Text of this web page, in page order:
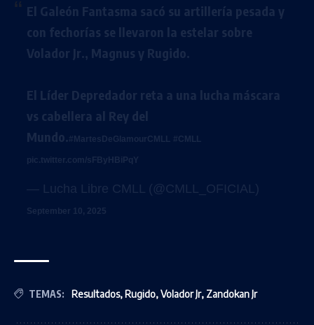
El Galeón Fantasma sacó su artillería pesada y
con fechorías se llevaron la estelar sobre
Volador Jr., Magnus y Rugido.
El Líder Depredador reta a una lucha máscara
vs cabellera al Rey del
Mundo.#MartesDeGlamourCMLL #CMLL
pic.twitter.com/sFByHBiPqY
— Lucha Libre CMLL (@CMLL_OFICIAL)
September 10, 2025
TEMAS: Resultados,Rugido,Volador Jr, Zandokan Jr